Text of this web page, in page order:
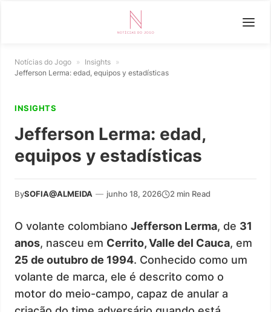
Notícias do Jogo » Insights »
Jefferson Lerma: edad, equipos y estadísticas
INSIGHTS
Jefferson Lerma: edad,
equipos y estadísticas
BySOFIA@ALMEIDA — junho 18, 2026 2 min Read
O volante colombiano Jefferson Lerma, de 31
anos, nasceu em Cerrito, Valle del Cauca, em
25 de outubro de 1994. Conhecido como um
volante de marca, ele é descrito como o
motor do meio-campo, capaz de anular a